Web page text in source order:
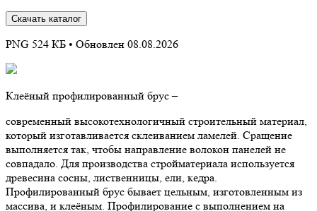
Скачать каталог
PNG 524 КБ • Обновлен 08.08.2026
Клеёный профилированный брус –
современный высокотехнологичный строительный материал,
который изготавливается склеиванием ламелей. Сращение
выполняется так, чтобы направление волокон панелей не
совпадало. Для производства стройматериала используется
древесина сосны, лиственницы, ели, кедра.
Профилированный брус бывает цельным, изготовленным из
массива, и клеёным. Профилирование с выполнением на